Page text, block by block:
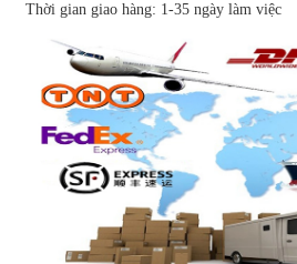
Thời gian giao hàng: 1-35 ngày làm việc